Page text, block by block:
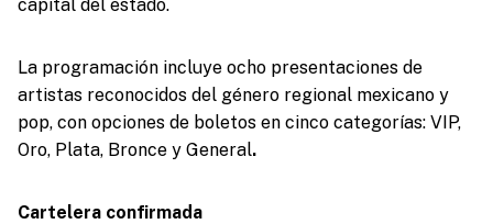
capital del estado.
La programación incluye ocho presentaciones de
artistas reconocidos del género regional mexicano y
pop, con opciones de boletos en cinco categorías: VIP,
Oro, Plata, Bronce y General.
Cartelera confirmada